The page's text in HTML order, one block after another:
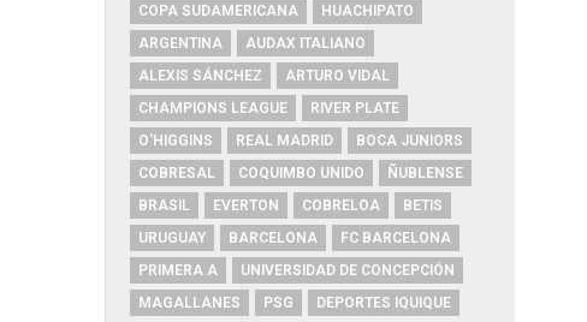
COPA SUDAMERICANA
HUACHIPATO
ARGENTINA
AUDAX ITALIANO
ALEXIS SÁNCHEZ
ARTURO VIDAL
CHAMPIONS LEAGUE
RIVER PLATE
O'HIGGINS
REAL MADRID
BOCA JUNIORS
COBRESAL
COQUIMBO UNIDO
ÑUBLENSE
BRASIL
EVERTON COBRELOA
BETIS
URUGUAY
BARCELONA
FC BARCELONA
PRIMERA A
UNIVERSIDAD DE CONCEPCIÓN
MAGALLANES
PSG DEPORTES IQUIQUE